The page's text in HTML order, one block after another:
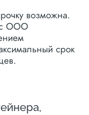
возможна.
ООО
срок